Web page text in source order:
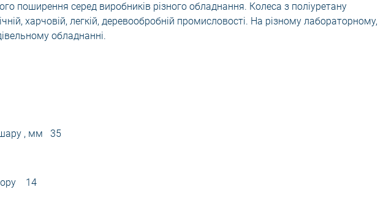
поширення серед виробників різного обладнання. Колеса з поліуретану
харчовій, легкій, деревообробній промисловості. На різному лабораторному,
обладнанні.
шару , мм 35
14